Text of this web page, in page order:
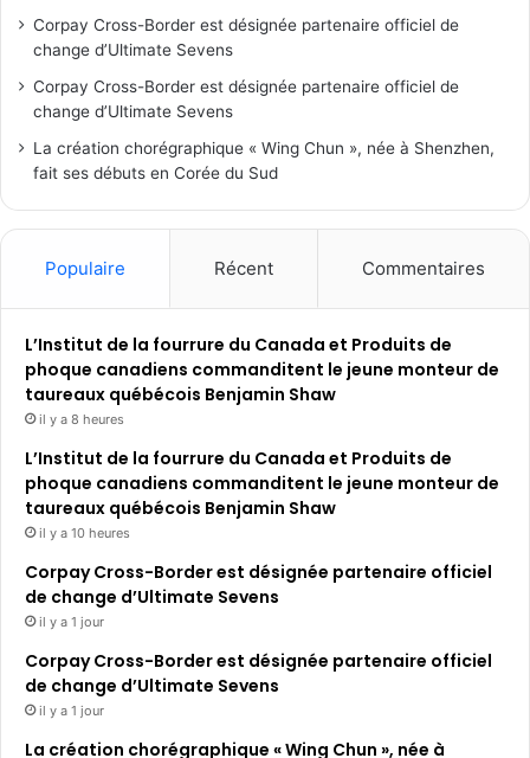
Corpay Cross-Border est désignée partenaire officiel de
change d’Ultimate Sevens
Corpay Cross-Border est désignée partenaire officiel de
change d’Ultimate Sevens
La création chorégraphique « Wing Chun », née à Shenzhen,
fait ses débuts en Corée du Sud
Populaire Récent Commentaires
L’Institut de la fourrure du Canada et Produits de
phoque canadiens commanditent le jeune monteur de
taureaux québécois Benjamin Shaw
il y a 8 heures
L’Institut de la fourrure du Canada et Produits de
phoque canadiens commanditent le jeune monteur de
taureaux québécois Benjamin Shaw
il y a 10 heures
Corpay Cross-Border est désignée partenaire officiel
de change d’Ultimate Sevens
il y a 1 jour
Corpay Cross-Border est désignée partenaire officiel
de change d’Ultimate Sevens
il y a 1 jour
La création chorégraphique « Wing Chun », née à